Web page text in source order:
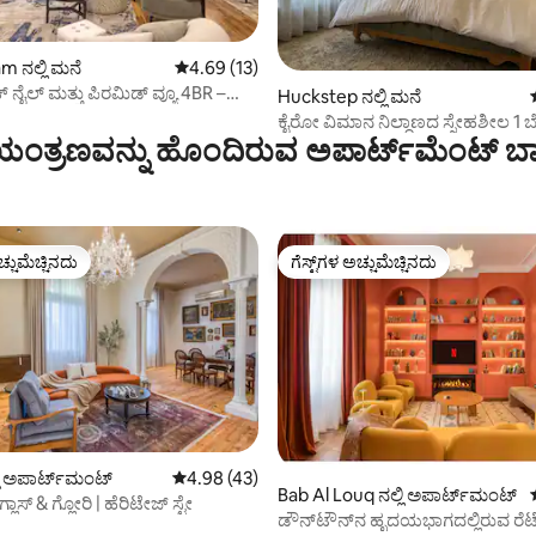
5 ವಿಮರ್ಶೆಗಳು
ನಲ್ಲಿ ಮನೆ 5 ರಲ್ಲಿ 4.69 ಸರಾಸರಿ ರೇಟಿಂಗ್, 13 ವಿಮರ್ಶೆಗಳು
4.69 (13)
ಮತ್ತು ಪಿರಮಿಡ್ ವ್ಯೂ 4BR –
Huckstep ನಲ್ಲಿ ಮನೆ
ಕೈರೋ ವಿಮಾನ ನಿಲ್ದಾಣದ ಸ್ನೇಹಶೀಲ
ಅಪಾರ್ಟ್‌ಮೆಂಟ್
ಹೊಂದಿರುವ ಅಪಾರ್ಟ್‌ಮೆಂಟ್‌
26 ವಿಮರ್ಶೆಗಳು
ಅಪಾರ್ಟ್‌ಮಂಟ್ 5 ರಲ್ಲಿ 4.98 ಸರಾಸರಿ ರೇಟಿಂಗ್, 43 ವಿಮರ್ಶೆಗಳು
4.98 (43)
& ಗ್ಲೋರಿ | ಹೆರಿಟೇಜ್ ಸ್ಟೇ
ಗೆಸ್ಟ್‌ಗಳ ಅಚ್ಚುಮೆಚ್ಚಿನದು
ಗೆಸ್ಟ್‌ಗಳ ಅಚ್ಚುಮೆಚ್ಚಿನದು
Bab Al Louq ನಲ್ಲಿ ಅಪಾರ್ಟ್‌ಮಂಟ್
ಡೌನ್‌ಟೌನ್‌ನ ಹೃದಯಭಾಗದಲ್ಲಿರುವ